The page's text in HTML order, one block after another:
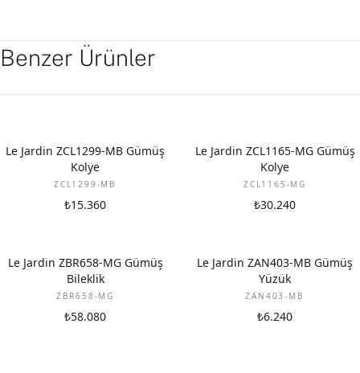
Benzer Ürünler
Le Jardin ZCL1299-MB Gümüş
Kolye
ZCL1299-MB
₺15.360
Le Jardin ZCL1165-MG Gümüş
Kolye
ZCL1165-MG
₺30.240
Le Jardin ZBR658-MG Gümüş
Bileklik
ZBR658-MG
₺58.080
Le Jardin ZAN403-MB Gümüş
Yüzük
ZAN403-MB
₺6.240